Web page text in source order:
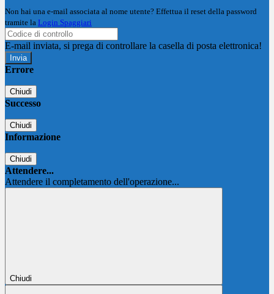
Non hai una e-mail associata al nome utente? Effettua il reset della password
tramite la Login Spaggiari
E-mail inviata, si prega di controllare la casella di posta elettronica!
Errore
Chiudi
Successo
Chiudi
Informazione
Chiudi
Attendere...
Attendere il completamento dell'operazione...
Chiudi